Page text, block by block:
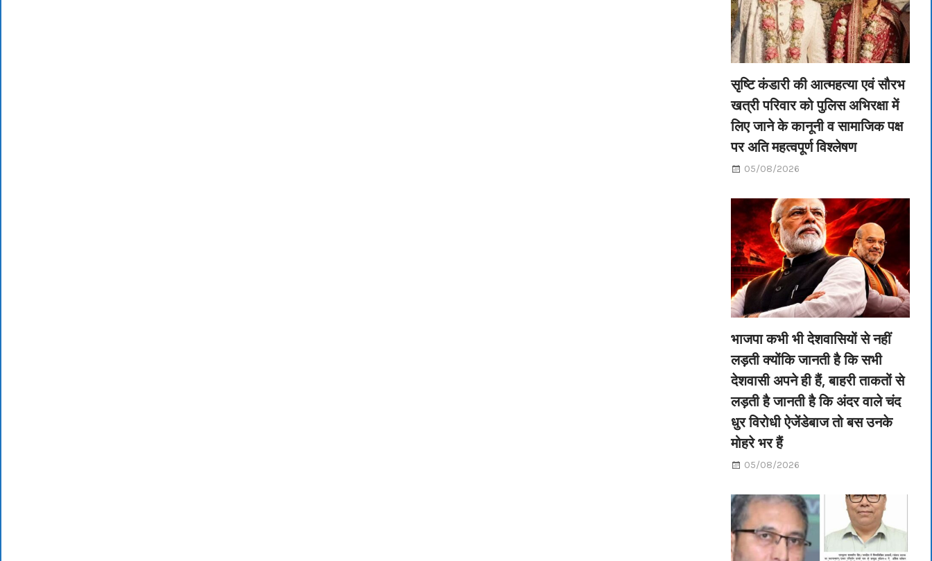
सृष्टि कंडारी की आत्महत्या एवं सौरभ
खत्री परिवार को पुलिस अभिरक्षा में
लिए जाने के कानूनी व सामाजिक पक्ष
पर अति महत्वपूर्ण विश्लेषण
05/08/2026
भाजपा कभी भी देशवासियों से नहीं
लड़ती क्योंकि जानती है कि सभी
देशवासी अपने ही हैं, बाहरी ताकतों से
लड़ती है जानती है कि अंदर वाले चंद
धुर विरोधी ऐजेंडेबाज तो बस उनके
मोहरे भर हैं
05/08/2026